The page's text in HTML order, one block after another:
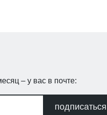
– у вас в почте:
подписаться